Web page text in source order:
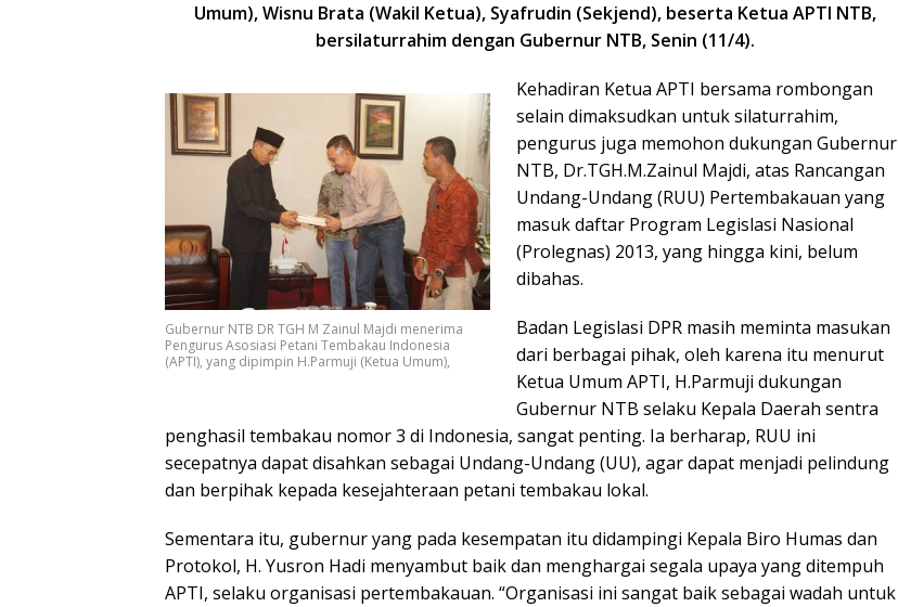
Umum), Wisnu Brata (Wakil Ketua), Syafrudin (Sekjend), beserta Ketua APTI NTB,
bersilaturrahim dengan Gubernur NTB, Senin (11/4).
Gubernur NTB DR TGH M Zainul Majdi menerima
Pengurus Asosiasi Petani Tembakau Indonesia
(APTI), yang dipimpin H.Parmuji (Ketua Umum),
Kehadiran Ketua APTI bersama rombongan
selain dimaksudkan untuk silaturrahim,
pengurus juga memohon dukungan Gubernur
NTB, Dr.TGH.M.Zainul Majdi, atas Rancangan
Undang-Undang (RUU) Pertembakauan yang
masuk daftar Program Legislasi Nasional
(Prolegnas) 2013, yang hingga kini, belum
dibahas.
Badan Legislasi DPR masih meminta masukan
dari berbagai pihak, oleh karena itu menurut
Ketua Umum APTI, H.Parmuji dukungan
Gubernur NTB selaku Kepala Daerah sentra
penghasil tembakau nomor 3 di Indonesia, sangat penting. Ia berharap, RUU ini
secepatnya dapat disahkan sebagai Undang-Undang (UU), agar dapat menjadi pelindung
dan berpihak kepada kesejahteraan petani tembakau lokal.
Sementara itu, gubernur yang pada kesempatan itu didampingi Kepala Biro Humas dan
Protokol, H. Yusron Hadi menyambut baik dan menghargai segala upaya yang ditempuh
APTI, selaku organisasi pertembakauan. “Organisasi ini sangat baik sebagai wadah untuk